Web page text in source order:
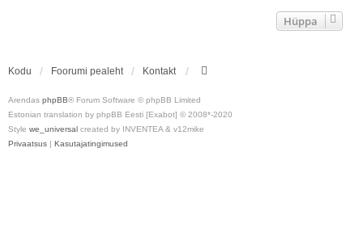
Hüppa
Kodu Foorumi pealeht Kontakt
Arendas phpBB® Forum Software © phpBB Limited
Estonian translation by phpBB Eesti [Exabot] © 2008*-2020
Style we_universal created by INVENTEA & v12mike
Privaatsus | Kasutajatingimused